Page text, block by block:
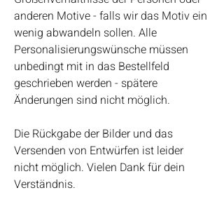
anderen Motive - falls wir das Motiv ein
wenig abwandeln sollen. Alle
Personalisierungswünsche müssen
unbedingt mit in das Bestellfeld
geschrieben werden - spätere
Änderungen sind nicht möglich.
Die Rückgabe der Bilder und das
Versenden von Entwürfen ist leider
nicht möglich. Vielen Dank für dein
Verständnis.